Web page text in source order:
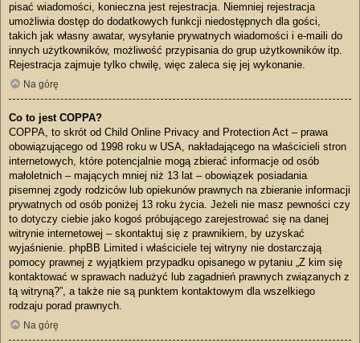
pisać wiadomości, konieczna jest rejestracja. Niemniej rejestracja
umożliwia dostęp do dodatkowych funkcji niedostępnych dla gości,
takich jak własny awatar, wysyłanie prywatnych wiadomości i e-maili do
innych użytkowników, możliwość przypisania do grup użytkowników itp.
Rejestracja zajmuje tylko chwilę, więc zaleca się jej wykonanie.
Na górę
Co to jest COPPA?
COPPA, to skrót od Child Online Privacy and Protection Act – prawa
obowiązującego od 1998 roku w USA, nakładającego na właścicieli stron
internetowych, które potencjalnie mogą zbierać informacje od osób
małoletnich – mających mniej niż 13 lat – obowiązek posiadania
pisemnej zgody rodziców lub opiekunów prawnych na zbieranie informacji
prywatnych od osób poniżej 13 roku życia. Jeżeli nie masz pewności czy
to dotyczy ciebie jako kogoś próbującego zarejestrować się na danej
witrynie internetowej – skontaktuj się z prawnikiem, by uzyskać
wyjaśnienie. phpBB Limited i właściciele tej witryny nie dostarczają
pomocy prawnej z wyjątkiem przypadku opisanego w pytaniu „Z kim się
kontaktować w sprawach nadużyć lub zagadnień prawnych związanych z
tą witryną?”, a także nie są punktem kontaktowym dla wszelkiego
rodzaju porad prawnych.
Na górę